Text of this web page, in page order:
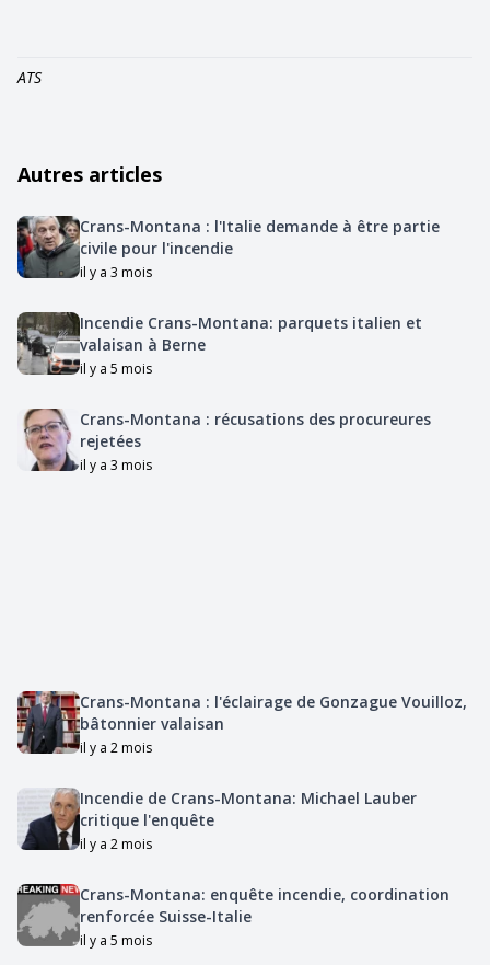
ATS
Autres articles
Crans-Montana : l'Italie demande à être partie
civile pour l'incendie
il y a 3 mois
Incendie Crans-Montana: parquets italien et
valaisan à Berne
il y a 5 mois
Crans-Montana : récusations des procureures
rejetées
il y a 3 mois
Crans-Montana : l'éclairage de Gonzague Vouilloz,
bâtonnier valaisan
il y a 2 mois
Incendie de Crans-Montana: Michael Lauber
critique l'enquête
il y a 2 mois
Crans-Montana: enquête incendie, coordination
renforcée Suisse-Italie
il y a 5 mois